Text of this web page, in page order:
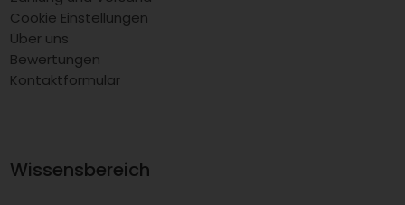
Cookie Einstellungen
Über uns
Bewertungen
Kontaktformular
Wissensbereich